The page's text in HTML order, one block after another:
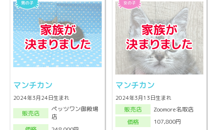
マンチカン
2024年3月24日生まれ
販売店
ペッツワン御殿場
店
マンチカン
2024年3月13日生まれ
販売店
Zoomore名取店
価格
107,800円